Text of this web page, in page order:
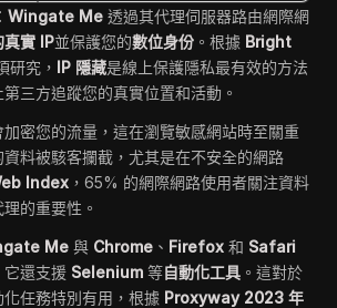
：Wingate Me 透過其代理伺服器路由網際網
真實 IP並保護您的數位身份 。根據 Bright
研究， IP 隱藏是線上保護隱私最有效的方法
三方追蹤您的真實位置和活動。
加密您的流量，這在瀏覽敏感網站時至關重
資料被駭客攔截，尤其是在不安全的網路
Index ，65% 的網際網路使用者關注資料
的重要性。
Me 與 Chrome 、 Firefox 和 Safari
它還支援 Selenium 等自動化工具 。這對於
化任務特別有用，根據 Proxyway 2023 年